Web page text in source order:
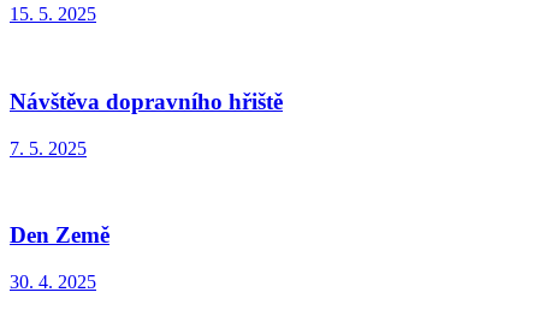
15. 5. 2025
Návštěva dopravního hřiště
7. 5. 2025
Den Země
30. 4. 2025